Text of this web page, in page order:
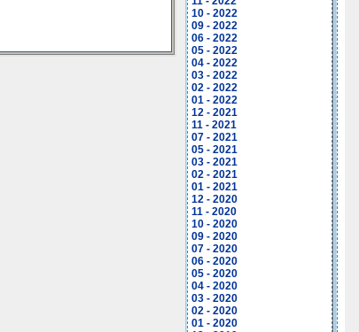
10 - 2022
09 - 2022
06 - 2022
05 - 2022
04 - 2022
03 - 2022
02 - 2022
01 - 2022
12 - 2021
11 - 2021
07 - 2021
05 - 2021
03 - 2021
02 - 2021
01 - 2021
12 - 2020
11 - 2020
10 - 2020
09 - 2020
07 - 2020
06 - 2020
05 - 2020
04 - 2020
03 - 2020
02 - 2020
01 - 2020